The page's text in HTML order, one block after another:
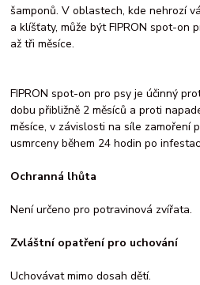
šamponů. V oblastech, kde nehrozí
a klíšťaty, může být FIPRON spot-on
až tři měsíce.
FIPRON spot-on pro psy je účinný
dobu přibližně 2 měsíců a proti
měsíce, v závislosti na síle zamoření
usmrceny během 24 hodin po
Ochranná lhůta
Není určeno pro potravinová zvířata.
Zvláštní opatření pro uchování
Uchovávat mimo dosah dětí.